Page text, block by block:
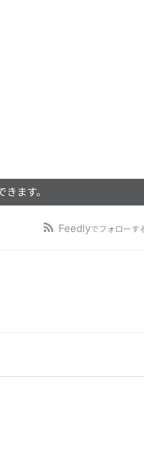
ます。
Feedlyでフォローす